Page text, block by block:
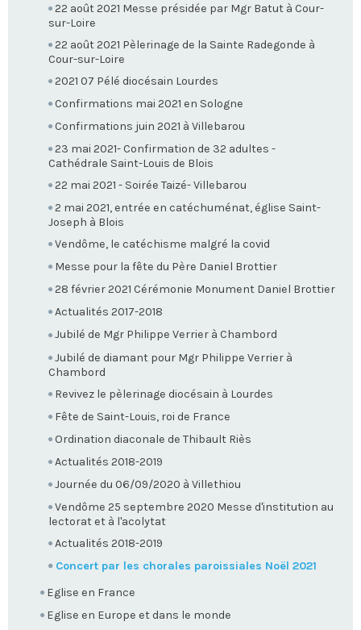
22 août 2021 Messe présidée par Mgr Batut à Cour-
sur-Loire
22 août 2021 Pèlerinage de la Sainte Radegonde à
Cour-sur-Loire
2021 07 Pélé diocésain Lourdes
Confirmations mai 2021 en Sologne
Confirmations juin 2021 à Villebarou
23 mai 2021- Confirmation de 32 adultes -
Cathédrale Saint-Louis de Blois
22 mai 2021 - Soirée Taizé- Villebarou
2 mai 2021, entrée en catéchuménat, église Saint-
Joseph à Blois
Vendôme, le catéchisme malgré la covid
Messe pour la fête du Père Daniel Brottier
28 février 2021 Cérémonie Monument Daniel Brottier
Actualités 2017-2018
Jubilé de Mgr Philippe Verrier à Chambord
Jubilé de diamant pour Mgr Philippe Verrier à
Chambord
Revivez le pèlerinage diocésain à Lourdes
Fête de Saint-Louis, roi de France
Ordination diaconale de Thibault Riès
Actualités 2018-2019
Journée du 06/09/2020 à Villethiou
Vendôme 25 septembre 2020 Messe d'institution au
lectorat et à l'acolytat
Actualités 2018-2019
Concert par les chorales paroissiales Noël 2021
Eglise en France
Eglise en Europe et dans le monde